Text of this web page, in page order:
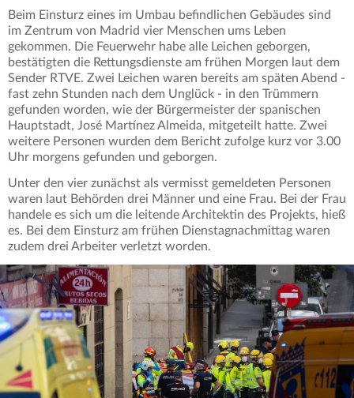
Beim Einsturz eines im Umbau befindlichen Gebäudes sind
im Zentrum von Madrid vier Menschen ums Leben
gekommen. Die Feuerwehr habe alle Leichen geborgen,
bestätigten die Rettungsdienste am frühen Morgen laut dem
Sender RTVE. Zwei Leichen waren bereits am späten Abend -
fast zehn Stunden nach dem Unglück - in den Trümmern
gefunden worden, wie der Bürgermeister der spanischen
Hauptstadt, José Martínez Almeida, mitgeteilt hatte. Zwei
weitere Personen wurden dem Bericht zufolge kurz vor 3.00
Uhr morgens gefunden und geborgen.
Unter den vier zunächst als vermisst gemeldeten Personen
waren laut Behörden drei Männer und eine Frau. Bei der Frau
handele es sich um die leitende Architektin des Projekts, hieß
es. Bei dem Einsturz am frühen Dienstagnachmittag waren
zudem drei Arbeiter verletzt worden.